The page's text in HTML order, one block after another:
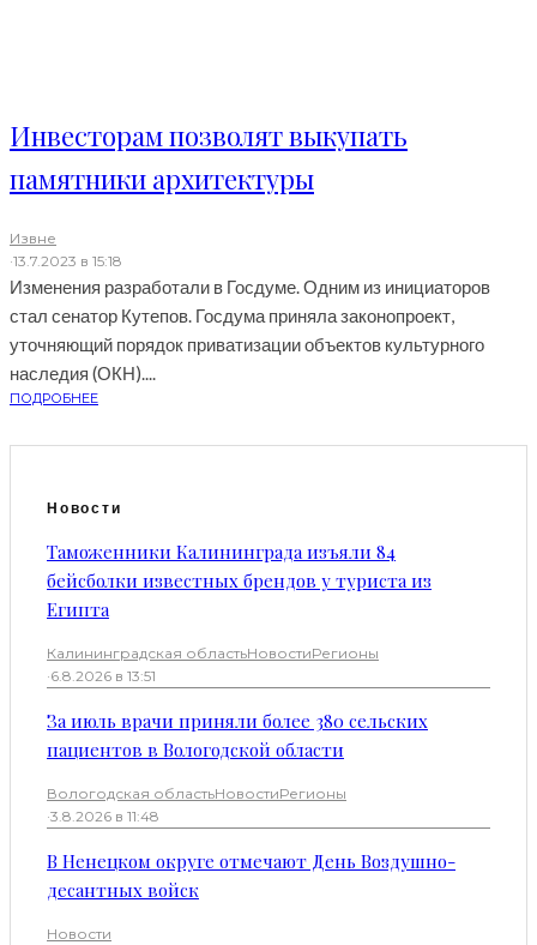
Инвесторам позволят выкупать
памятники архитектуры
Извне
·13.7.2023 в 15:18
Изменения разработали в Госдуме. Одним из инициаторов
стал сенатор Кутепов. Госдума приняла законопроект,
уточняющий порядок приватизации объектов культурного
наследия (ОКН)....
ПОДРОБНЕЕ
Новости
Таможенники Калининграда изъяли 84
бейсболки известных брендов у туриста из
Египта
Калининградская областьНовостиРегионы
·6.8.2026 в 13:51
За июль врачи приняли более 380 сельских
пациентов в Вологодской области
Вологодская областьНовостиРегионы
·3.8.2026 в 11:48
В Ненецком округе отмечают День Воздушно-
десантных войск
Новости